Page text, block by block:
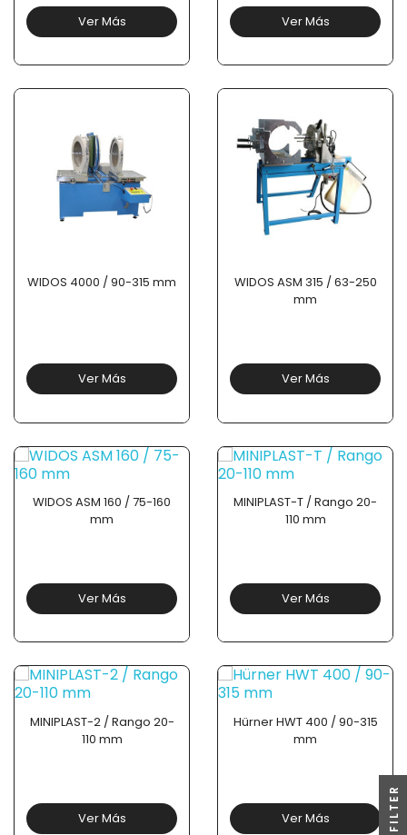
Ver Más Ver Más
WIDOS 4000 / 90-315 mm
Ver Más
WIDOS ASM 315 / 63-250
mm
Ver Más
WIDOS ASM 160 / 75-160
mm
Ver Más
MINIPLAST-T / Rango 20-
110 mm
Ver Más
MINIPLAST-2 / Rango 20-
110 mm
Ver Más
Hürner HWT 400 / 90-315
mm
Ver Más R